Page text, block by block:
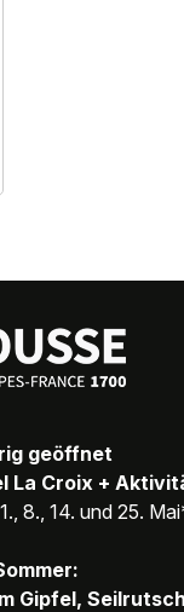
geöffnet
La Croix +
8., 14. und 25.
Gipfel,